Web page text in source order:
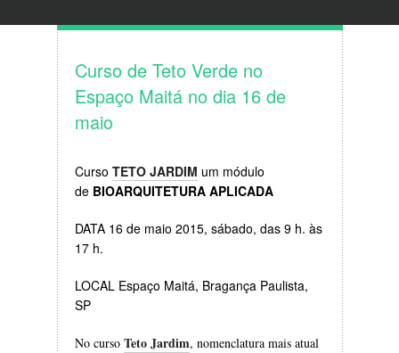
Curso de Teto Verde no
Espaço Maitá no dia 16 de
maio
Curso TETO JARDIM um módulo
de BIOARQUITETURA APLICADA
DATA 16 de maio 2015, sábado, das 9 h. às
17 h.
LOCAL Espaço Maitá, Bragança Paulista,
SP
No curso Teto Jardim, nomenclatura mais atual